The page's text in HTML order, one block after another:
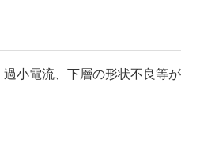
小電流、下層の形状不良等が